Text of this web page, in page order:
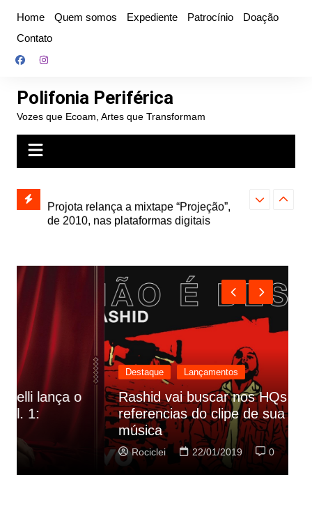
conteúdo
Home Quem somos Expediente Patrocínio
Doação
Contato
Polifonia Periférica
Vozes que Ecoam, Artes que Transformam
e abre
autoral,
de 2010, nas plataformas digitais
Farofa
Lançamentos
Rashid vai buscar nos HQs as
referencias do clipe de sua nova
22/01/2019 0